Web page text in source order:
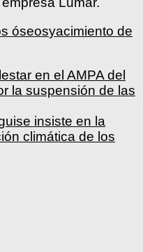
óseosyacimiento de
en el AMPA del
la suspensión de las
insiste en la
climática de los